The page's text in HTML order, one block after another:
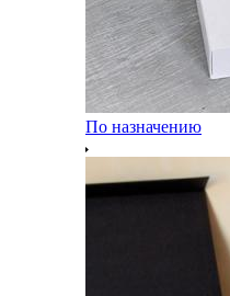
По назначению